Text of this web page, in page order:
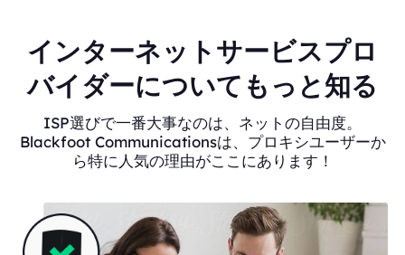
インターネットサービスプロ
バイダーについてもっと知る
ISP選びで一番大事なのは、ネットの自由度。
Blackfoot Communicationsは、プロキシユーザーか
ら特に人気の理由がここにあります！